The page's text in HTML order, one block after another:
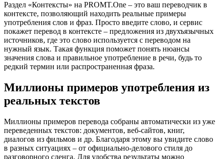
Раздел «Контексты» на PROMT.One – это ваш переводчик в
контексте, позволяющий находить реальные примеры
употребления слов и фраз. Просто введите слово, и сервис
покажет перевод в контексте – предложения из двухъязычных
источников, где это слово используется с переводом на
нужный язык. Такая функция поможет понять нюансы
значения слова и правильное употребление в речи, будь то
редкий термин или распространенная фраза.
Миллионы примеров употребления из
реальных текстов
Миллионы примеров перевода собраны автоматически из уже
переведенных текстов: документов, веб-сайтов, книг,
диалогов из фильмов и др. Благодаря этому вы увидите слово
в разных ситуациях – от официально-делового стиля до
разговорного сленга. Для удобства результаты можно